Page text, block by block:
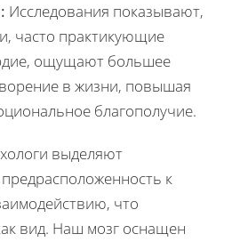
Исследования показывают,
часто практикующие
ощущают большее
в жизни, повышая
благополучие.
выделяют
к
что
вид. Наш мозг оснащен